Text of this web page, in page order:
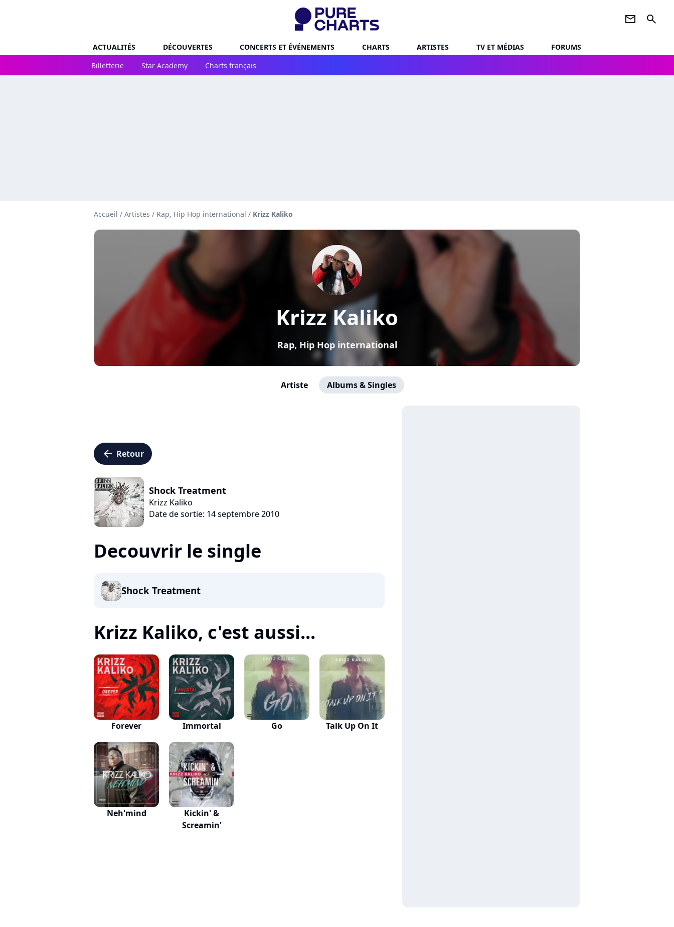
newsletter search
ACTUALITÉS DÉCOUVERTES CONCERTS ET ÉVÉNEMENTS CHARTS ARTISTES TV ET MÉDIAS
FORUMS
Billetterie
Star Academy Charts français
Accueil / Artistes / Rap, Hip Hop international / Krizz Kaliko
Krizz Kaliko
Rap, Hip Hop international
Artiste Albums & Singles
arrow_left Retour
Shock Treatment
Krizz Kaliko
Date de sortie: 14 septembre 2010
Decouvrir le single
Shock Treatment
Krizz Kaliko, c'est aussi...
Forever Immortal Go Talk Up On It
Neh'mind
Kickin' &
Screamin'